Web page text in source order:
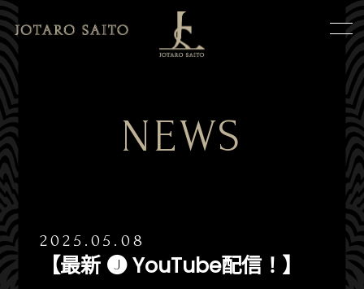
NEWS
2025.05.08
【最新 🅙 YouTube配信！】